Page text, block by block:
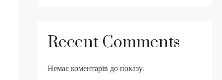
Recent Comments
Немає коментарів до показу.